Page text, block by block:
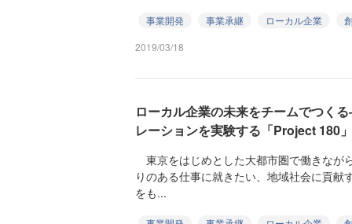
事業開発 事業承継 ローカル企業
2019/03/18
ローカル企業の未来をチームでつく
レーションを実験する「Project 180」
東京をはじめとした大都市圏で働きなが
りのある仕事に就きたい、地域社会に貢献
をも...